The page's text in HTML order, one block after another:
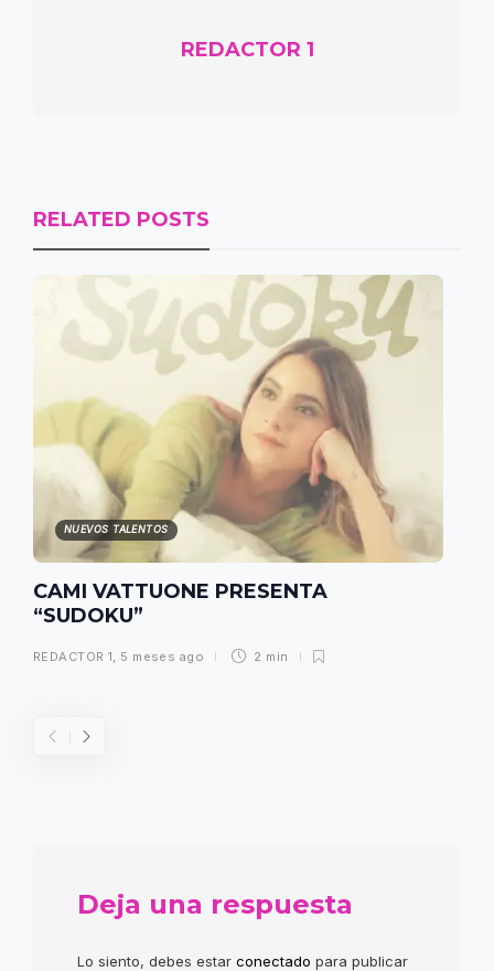
REDACTOR 1
RELATED POSTS
NUEVOS TALENTOS
CAMI VATTUONE PRESENTA
“SUDOKU”
REDACTOR 1, 5 meses ago 2 min
Deja una respuesta
Lo siento, debes estar conectado para publicar